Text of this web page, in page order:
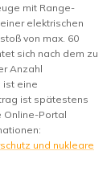
mit Range-
elektrischen
von max. 60
sich nach dem zu
Anzahl
ist eine
ist spätestens
Online-Portal
und nukleare